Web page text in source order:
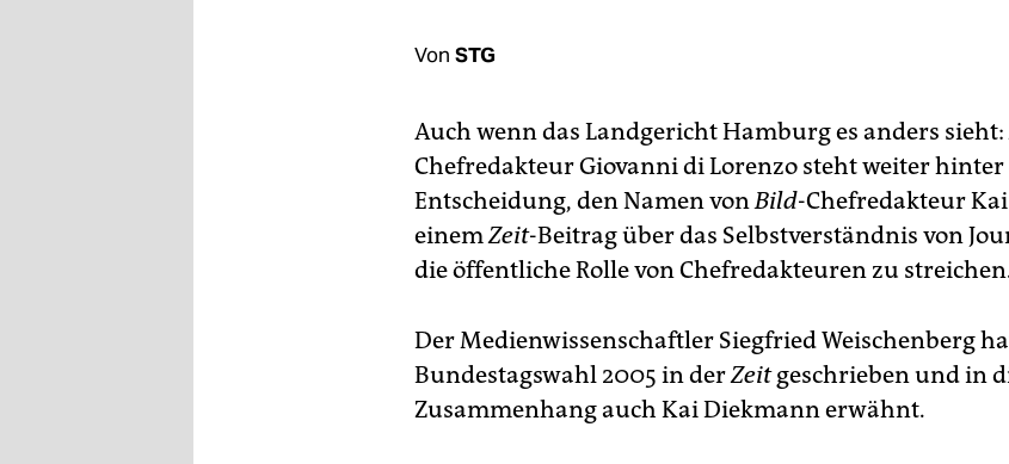
Von STG
Auch wenn das Landgericht Hamburg es anders sieht:
Chefredakteur Giovanni di Lorenzo steht weiter hinter
Entscheidung, den Namen vonBild-Chefredakteur
einemZeit-Beitrag über das Selbstverständnis von
die öffentliche Rolle von Chefredakteuren zu
Der Medienwissenschaftler Siegfried Weischenberg
Bundestagswahl 2005 in derZeitgeschrieben und in
Zusammenhang auch Kai Diekmann erwähnt.